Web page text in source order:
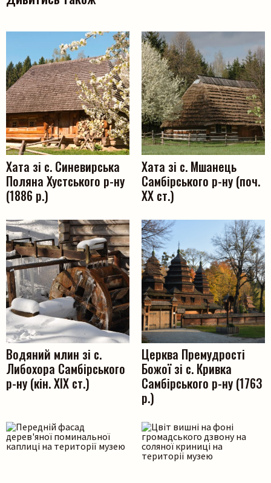
Пошук на сайті
Шукати
Хата зі с. Синевирська
Поляна Хустського р-ну
(1886 р.)
Хата зі с. Мшанець
Самбірського р-ну (поч.
ХХ ст.)
Водяний млин зі с.
Либохора Самбірського
р-ну (кін. ХІХ ст.)
Церква Премудрості
Божої зі с. Кривка
Самбірського р-ну (1763
р.)